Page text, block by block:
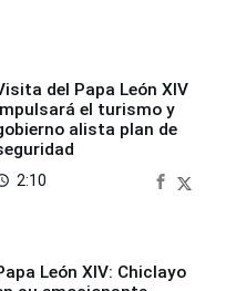
del Papa León XIV
el turismo y
alista plan de
2:10
León XIV: Chiclayo